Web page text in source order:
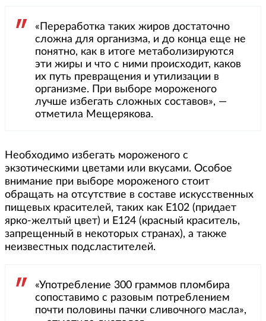
«Переработка таких жиров достаточно
сложна для организма, и до конца еще не
понятно, как в итоге метаболизируются
эти жиры и что с ними происходит, каков
их путь превращения и утилизации в
организме. При выборе мороженого
лучше избегать сложных составов», —
отметила Мещерякова.
Необходимо избегать мороженого с
экзотическими цветами или вкусами. Особое
внимание при выборе мороженого стоит
обращать на отсутствие в составе искусственных
пищевых красителей, таких как Е102 (придает
ярко-желтый цвет) и Е124 (красный краситель,
запрещенный в некоторых странах), а также
неизвестных подсластителей.
«Употребление 300 граммов пломбира
сопоставимо с разовым потреблением
почти половины пачки сливочного масла»,